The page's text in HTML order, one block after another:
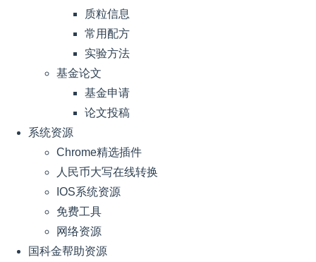
质粒信息
常用配方
实验方法
基金论文
基金申请
论文投稿
系统资源
Chrome精选插件
人民币大写在线转换
IOS系统资源
免费工具
网络资源
国科金帮助资源